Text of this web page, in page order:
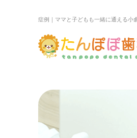
症例｜ママと子どもも一緒に通える小